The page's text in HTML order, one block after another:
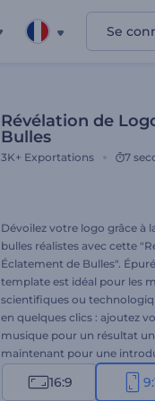
Se
Révélation de
Bulles
3K+ Exportations 7
Dévoilez votre logo grâce à
bulles réalistes avec cette
Éclatement de Bulles".
template est idéal pour les
scientifiques ou
en quelques clics : ajoutez
musique pour un résultat
maintenant pour une
16:9